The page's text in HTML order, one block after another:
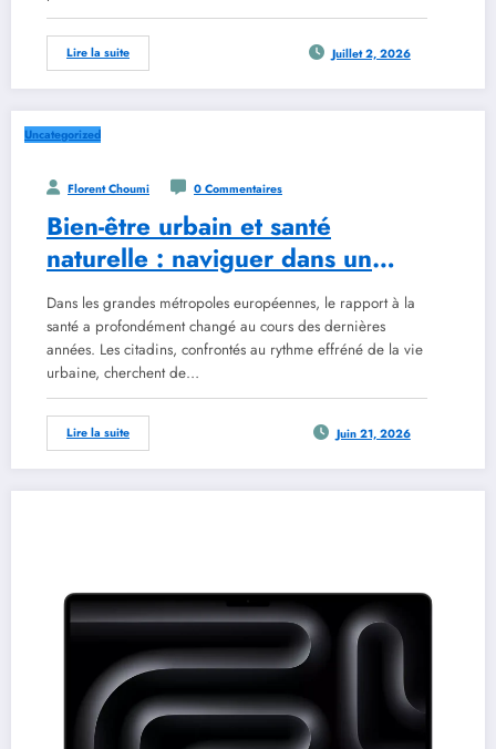
Lire la suite Juillet 2, 2026
Uncategorized
Florent Choumi 0 Commentaires
Bien-être urbain et santé
naturelle : naviguer dans un
cadre réglementaire en
évolution avec les outils de
2026
Dans les grandes métropoles européennes, le rapport à la
santé a profondément changé au cours des dernières
années. Les citadins, confrontés au rythme effréné de la vie
urbaine, cherchent de…
Lire la suite Juin 21, 2026